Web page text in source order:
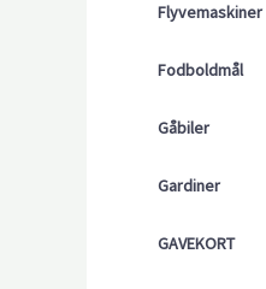
Flyvemaskiner
Fodboldmål
Gåbiler
Gardiner
GAVEKORT